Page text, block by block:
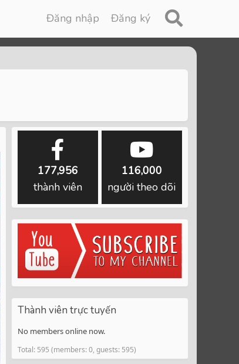
Đăng nhập Đăng ký
177,956
thành viên
116,000
người theo dõi
Thành viên trực tuyến
No members online now.
Total: 595 (members: 0, guests: 595)